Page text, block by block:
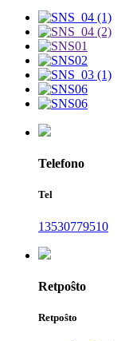
Telefono
Tel
13530779510
Retpoŝto
Retpoŝto